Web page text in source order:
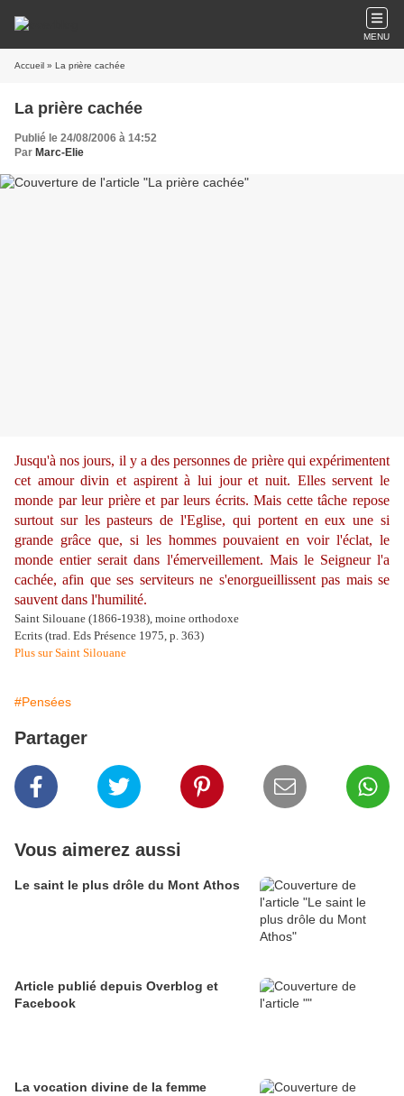
MENU
Accueil » La prière cachée
La prière cachée
Publié le 24/08/2006 à 14:52
Par Marc-Elie
Jusqu'à nos jours, il y a des personnes de prière qui expérimentent
cet amour divin et aspirent à lui jour et nuit. Elles servent le
monde par leur prière et par leurs écrits. Mais cette tâche repose
surtout sur les pasteurs de l'Eglise, qui portent en eux une si
grande grâce que, si les hommes pouvaient en voir l'éclat, le
monde entier serait dans l'émerveillement. Mais le Seigneur l'a
cachée, afin que ses serviteurs ne s'enorgueillissent pas mais se
sauvent dans l'humilité.
Saint Silouane (1866-1938), moine orthodoxe
Ecrits (trad. Eds Présence 1975, p. 363)
Plus sur Saint Silouane
#Pensées
Partager
Vous aimerez aussi
Le saint le plus drôle du Mont Athos
Article publié depuis Overblog et
Facebook
La vocation divine de la femme